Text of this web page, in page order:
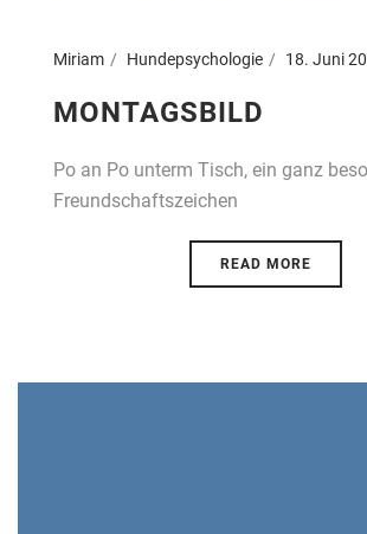
Miriam Hundepsychologie 18. Juni
MONTAGSBILD
Po an Po unterm Tisch, ein ganz
Freundschaftszeichen
READ MORE